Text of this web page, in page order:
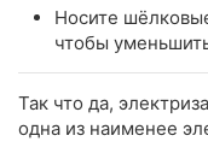
Носите
чтобы
Так что да,
одна из наименее